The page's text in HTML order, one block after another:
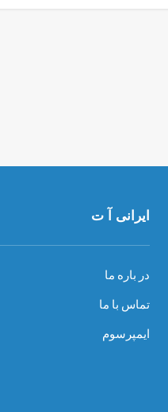
ایرانی آ ت
در باره ما
تماس با ما
ایمپرسوم